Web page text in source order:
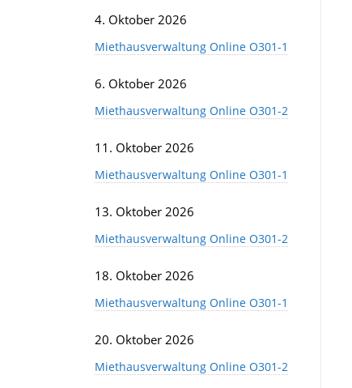
4. Oktober 2026
Miethausverwaltung Online O301-1
6. Oktober 2026
Miethausverwaltung Online O301-2
11. Oktober 2026
Miethausverwaltung Online O301-1
13. Oktober 2026
Miethausverwaltung Online O301-2
18. Oktober 2026
Miethausverwaltung Online O301-1
20. Oktober 2026
Miethausverwaltung Online O301-2